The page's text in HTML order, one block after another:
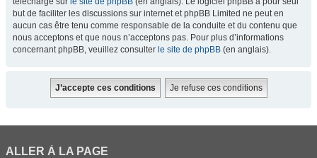
but de faciliter les discussions sur internet et phpBB Limited ne peut en
aucun cas être tenu comme responsable de la conduite et du contenu que
nous acceptons et que nous n’acceptons pas. Pour plus d’informations
concernant phpBB, veuillez consulter le site de phpBB (en anglais).
ALLER À LA PAGE